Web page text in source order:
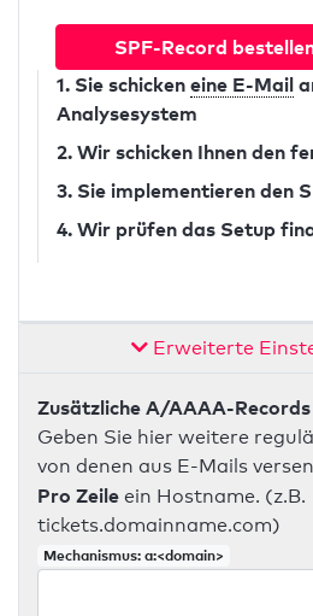
SPF-Record
1. Sie schicken eine E-Mail
Analysesystem
2. Wir schicken Ihnen den
3. Sie implementieren den
4. Wir prüfen das Setup
Erweiterte
Zusätzliche A/AAAA-
Geben Sie hier weitere
von denen aus E-Mails
Pro Zeile ein Hostname. (z.B.
tickets.domainname.com)
Mechanismus: a:<domain>